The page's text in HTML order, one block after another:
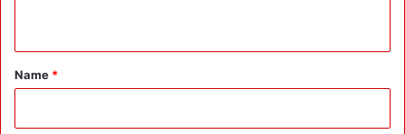
*
Name *